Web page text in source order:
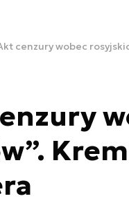
cenzury wobec